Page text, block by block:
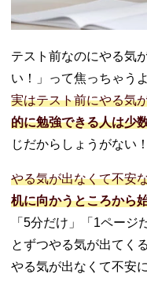
− 目標点数
を設定
− 小さな目
− 自分にご
褒美をあげ
る
− 集中でき
える
− 勉強場所
を変えてみ
る
− 友達と一
緒に勉強す
テスト前なのにやる気
い！」って焦っちゃうよ
実はテスト前にやる気
的に勉強できる人は少
じだからしょうがない！
やる気が出なくて不安
机に向かうところから
「5分だけ」「1ページ
とずつやる気が出てく
やる気が出なくて不安